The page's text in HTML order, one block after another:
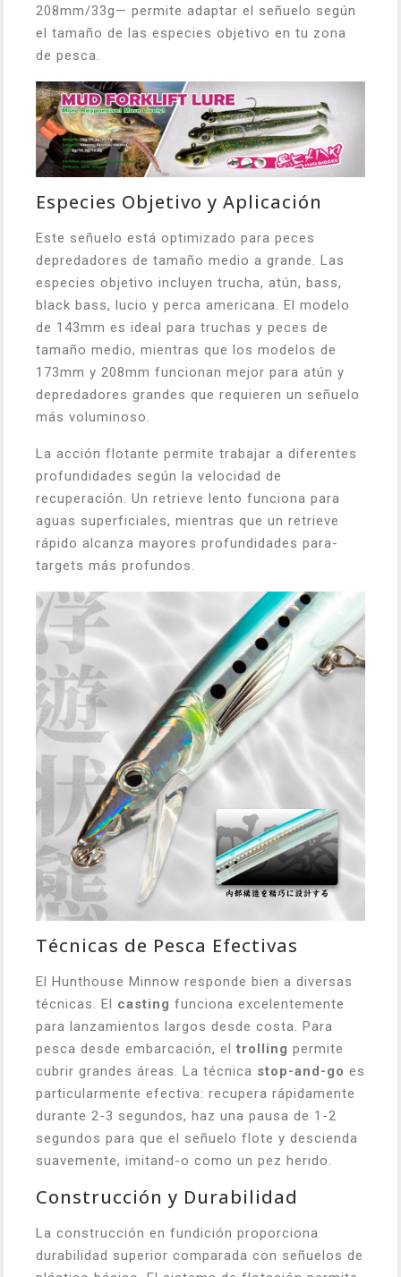
208mm/33g— permite adaptar el señuelo según
el tamaño de las especies objetivo en tu zona
de pesca.
Especies Objetivo y Aplicación
Este señuelo está optimizado para peces
depredadores de tamaño medio a grande. Las
especies objetivo incluyen trucha, atún, bass,
black bass, lucio y perca americana. El modelo
de 143mm es ideal para truchas y peces de
tamaño medio, mientras que los modelos de
173mm y 208mm funcionan mejor para atún y
depredadores grandes que requieren un señuelo
más voluminoso.
La acción flotante permite trabajar a diferentes
profundidades según la velocidad de
recuperación. Un retrieve lento funciona para
aguas superficiales, mientras que un retrieve
rápido alcanza mayores profundidades para-
targets más profundos.
Técnicas de Pesca Efectivas
El Hunthouse Minnow responde bien a diversas
técnicas. El casting funciona excelentemente
para lanzamientos largos desde costa. Para
pesca desde embarcación, el trolling permite
cubrir grandes áreas. La técnica stop-and-go es
particularmente efectiva: recupera rápidamente
durante 2-3 segundos, haz una pausa de 1-2
segundos para que el señuelo flote y descienda
suavemente, imitand-o como un pez herido.
Construcción y Durabilidad
La construcción en fundición proporciona
durabilidad superior comparada con señuelos de